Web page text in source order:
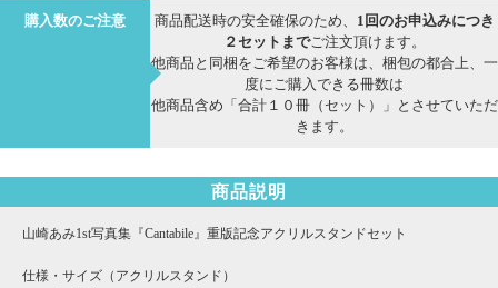
購入数のご注意 商品配送時の安全確保のため、 1回のお申込みにつき
２セットまでご注文頂けます。
他商品と同梱をご希望のお客様は、梱包の都合上、一
度にご購入できる冊数は
他商品含め「合計１０冊（セット）」とさせていただ
きます。
商品説明
山崎あみ1st写真集『Cantabile』重版記念アクリルスタンドセット
仕様・サイズ（アクリルスタンド）